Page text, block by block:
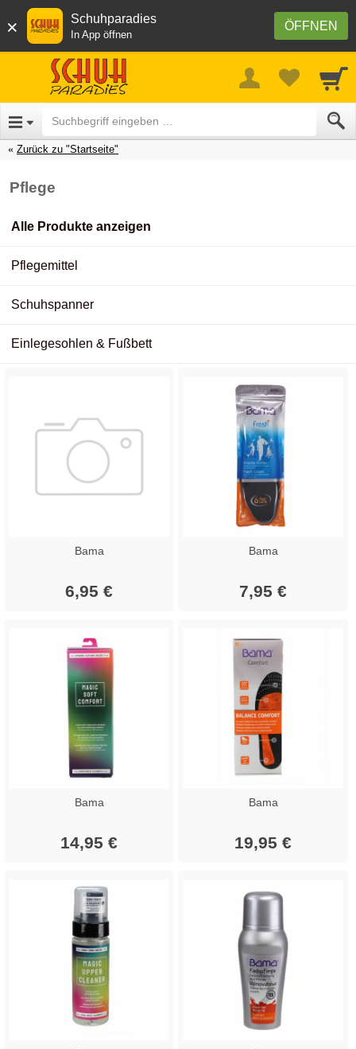
× ÖFFNEN
Schuhparadies
In App öffnen
Zurück zu "Startseite"
Pflege
Alle Produkte anzeigen
Pflegemittel
Schuhspanner
Einlegesohlen & Fußbett
Bama
6,95 €
Bama
7,95 €
Bama
14,95 €
Bama
19,95 €